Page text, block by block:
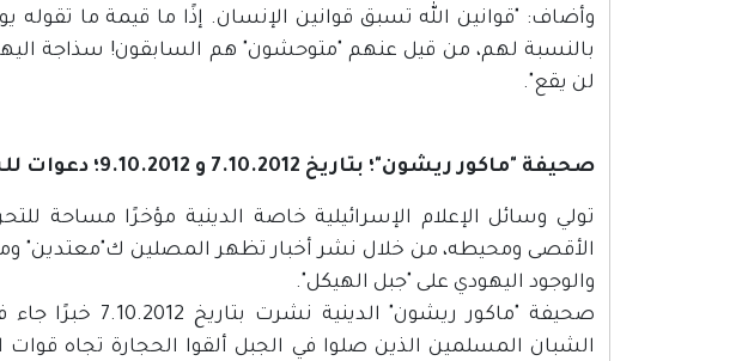
وأضاف: "قوانين الله تسبق قوانين الإنسان. إذًا ما قيمة ما تقوله
بالنسبة لهم، من قيل عنهم "متوحشون" هم السابقون! سذاجة
لن يقع".
صحيفة "ماكور ريشون"؛ بتاريخ 7.10.2012 و 9.10.2012؛ دعوات للسيطرة على المسجد الأٌقصى
تولي وسائل الإعلام الإسرائيلية خاصة الدينية مؤخرًا مساحة
الأقصى ومحيطه، من خلال نشر أخبار تظهر المصلين ك"معتدين"
والوجود اليهودي على "جبل الهيكل".
صحيفة "ماكور
الشبان المسلمين الذين صلوا في الجبل ألقوا الحجارة تجاه